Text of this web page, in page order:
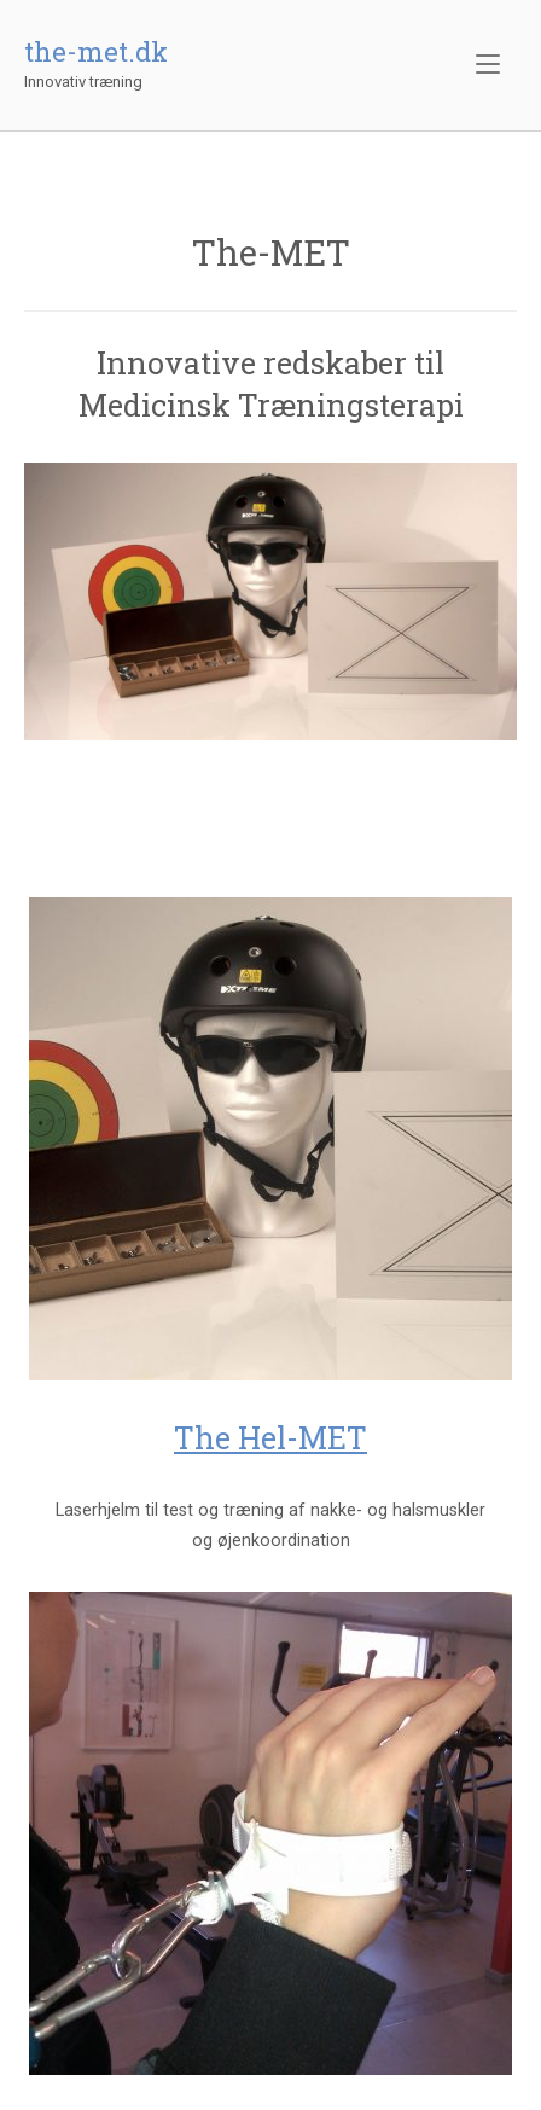
indholdthe-met.dk
Innovativ træning
The-MET
Innovative redskaber til
Medicinsk Træningsterapi
The Hel-MET
Laserhjelm til test og træning af nakke- og halsmuskler
og øjenkoordination